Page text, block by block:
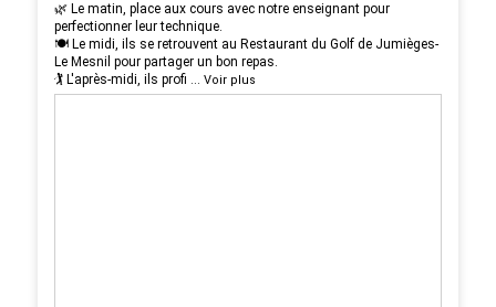
🌿 Le matin, place aux cours avec notre enseignant pour
perfectionner leur technique.
🍽️ Le midi, ils se retrouvent au Restaurant du Golf de Jumièges-
Le Mesnil pour partager un bon repas.
🏌️ L'après-midi, ils profi ... Voir plus